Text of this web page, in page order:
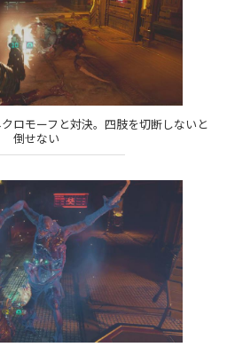
ロモーフと対決。四肢を切断しないと
倒せない